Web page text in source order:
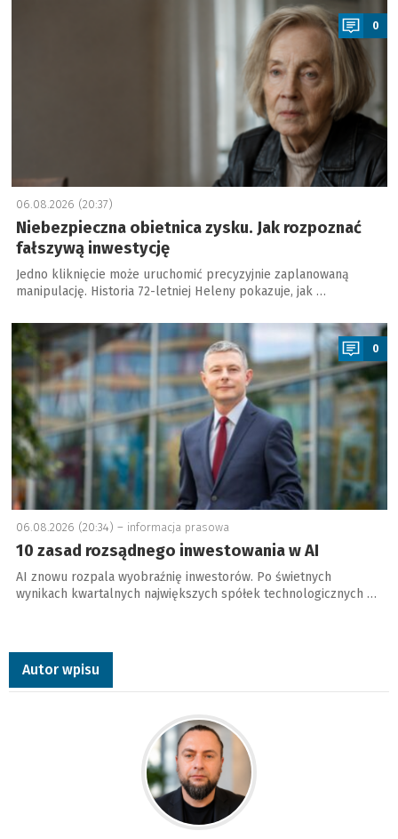
0
06.08.2026 (20:37)
Niebezpieczna obietnica zysku. Jak rozpoznać
fałszywą inwestycję
Jedno kliknięcie może uruchomić precyzyjnie zaplanowaną
manipulację. Historia 72-letniej Heleny pokazuje, jak …
a
0
06.08.2026 (20:34) – informacja prasowa
10 zasad rozsądnego inwestowania w AI
AI znowu rozpala wyobraźnię inwestorów. Po świetnych
wynikach kwartalnych największych spółek technologicznych …
Autor wpisu